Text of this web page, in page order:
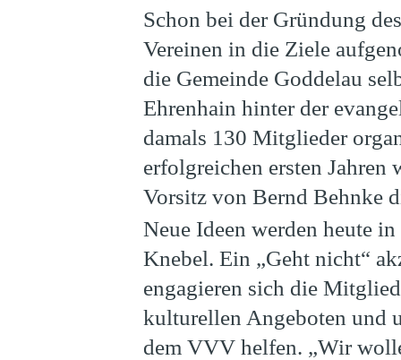
Schon bei der Gründung
Vereinen in die Ziele
die Gemeinde Goddelau
Ehrenhain hinter der
damals 130 Mitglieder
erfolgreichen ersten Jahren
Vorsitz von Bernd Behnke
Neue Ideen werden heute
Knebel. Ein „Geht nicht“
engagieren sich die
kulturellen Angeboten und
dem VVV helfen. „Wir